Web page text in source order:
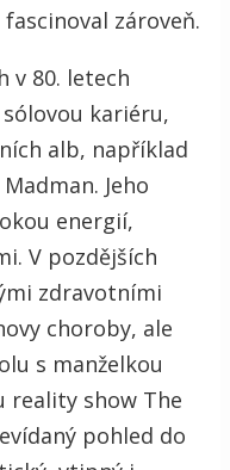
zároveň.
v 80. letech
kariéru,
alb, například
Jeho
energií,
V pozdějších
zdravotními
choroby, ale
s manželkou
reality show The
pohled do